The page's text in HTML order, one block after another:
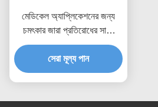
মেডিকেল অ্যাপ্লিকেশনের জন্য
চমৎকার জারা প্রতিরোধের সাথে
ASTM B265 Gr2 Gr5
টাইটানিয়াম রাউন্ড বার
সেরা মূল্য পান